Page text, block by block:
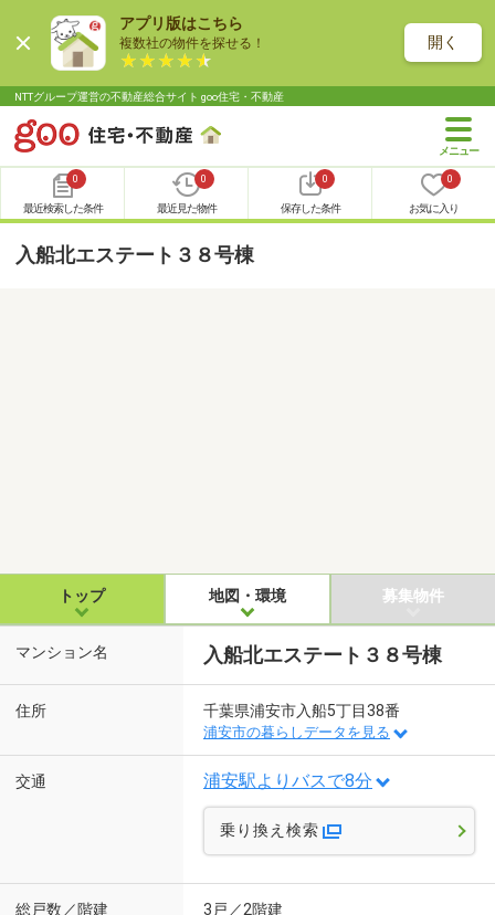
アプリ版はこちら
複数社の物件を探せる！ 開く
NTTグループ運営の不動産総合サイト goo住宅・不動産
0
最近検索した条件
0
最近見た物件
0
保存した条件
0
お気に入り
入船北エステート３８号棟
トップ 地図・環境 募集物件
マンション名 入船北エステート３８号棟
住所 千葉県浦安市入船5丁目38番
浦安市の暮らしデータを見る
交通 浦安駅よりバスで8分
乗り換え検索
総戸数／階建 3戸／2階建